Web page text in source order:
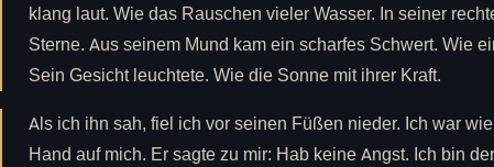
klang laut. Wie das Rauschen vieler Wasser. In seiner
Sterne. Aus seinem Mund kam ein scharfes Schwert. Wie
Sein Gesicht leuchtete. Wie die Sonne mit ihrer Kraft.
Als ich ihn sah, fiel ich vor seinen Füßen nieder. Ich war
Hand auf mich. Er sagte zu mir: Hab keine Angst. Ich bin